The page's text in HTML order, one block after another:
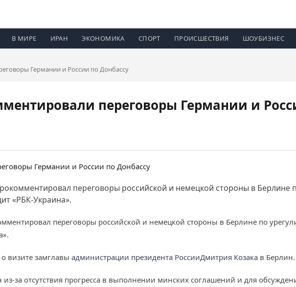
В МИРЕ ИРАН ЭКОНОМИКА СПОРТ ПРОИСШЕСТВИЯ ШОУБИЗНЕС
Германии и России по Донбассу
переговоры Германии и
переговоры российской и немецкой стороны в Берлине
«РБК-Украина».
переговоры российской и немецкой стороны в Берлине по
.
визите замглавы администрации президента РоссииДмитрия Козака в Берлин.
за отсутствия прогресса в выполнении минских соглашений и для